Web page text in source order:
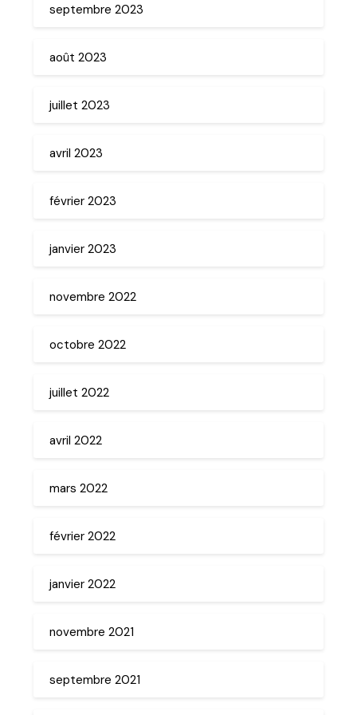
septembre 2023
août 2023
juillet 2023
avril 2023
février 2023
janvier 2023
novembre 2022
octobre 2022
juillet 2022
avril 2022
mars 2022
février 2022
janvier 2022
novembre 2021
septembre 2021